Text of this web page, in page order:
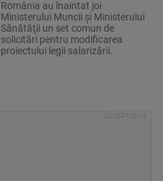
România au înaintat joi
Ministerului Muncii şi Ministerului
Sănătăţii un set comun de
solicitări pentru modificarea
proiectului legii salarizării.